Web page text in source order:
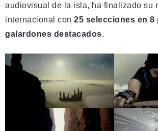
audiovisual de la isla, ha finalizado su
internacional con 25 selecciones en 8
galardones destacados.